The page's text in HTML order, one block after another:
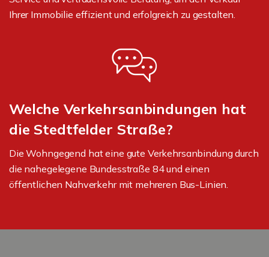
Ihrer Immobilie effizient und erfolgreich zu gestalten.
Welche Verkehrsanbindungen hat
die Stedtfelder Straße?
Die Wohngegend hat eine gute Verkehrsanbindung durch
die nahegelegene Bundesstraße 84 und einen
öffentlichen Nahverkehr mit mehreren Bus-Linien.